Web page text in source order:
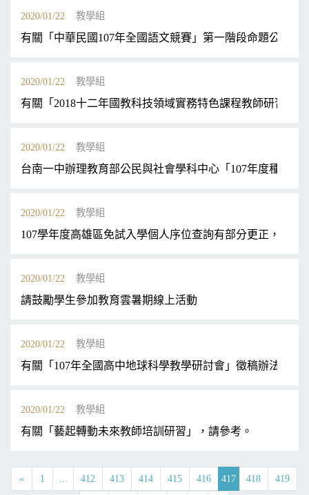
2020/01/22 教學組
有關「中華民國107年全國語文競賽」第一階段命題公告案
2020/01/22 教學組
有關「2018十二年國教科技領域實務特色課程教師研習」
2020/01/22 教學組
台南一中辦理教育部公民與社會學科中心「107年度種子教
2020/01/22 教學組
107學年度高雄區免試入學個人序位查詢有部分更正，請同
2020/01/22 教學組
請鼓勵學生參加教育雲暑期線上活動
2020/01/22 教學組
有關「107年全國高中地球科學教學研討會」徵稿辦法，請
2020/01/22 教學組
有關「藝起轉動未來教師培訓研習」，請參考。
« 1 ... 412 413 414 415 416 417 418 419